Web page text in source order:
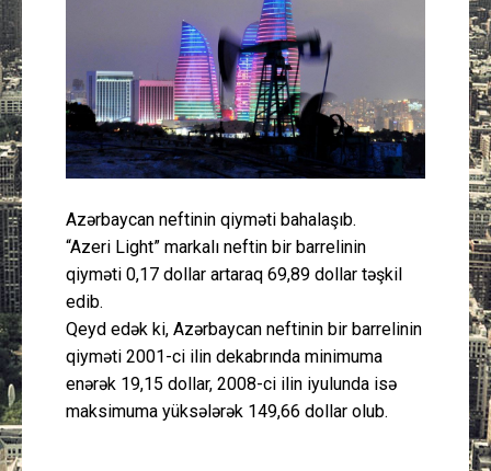
Müsahibə
İdman
Layihə
Gündəm
Cəmiyyət
Peşə etikası
Əlaqə
Azərbaycan neftinin qiyməti bahalaşıb.
“Azeri Light” markalı neftin bir barrelinin
qiyməti 0,17 dollar artaraq 69,89 dollar təşkil
edib.
Qeyd edək ki, Azərbaycan neftinin bir barrelinin
qiyməti 2001-ci ilin dekabrında minimuma
enərək 19,15 dollar, 2008-ci ilin iyulunda isə
maksimuma yüksələrək 149,66 dollar olub.